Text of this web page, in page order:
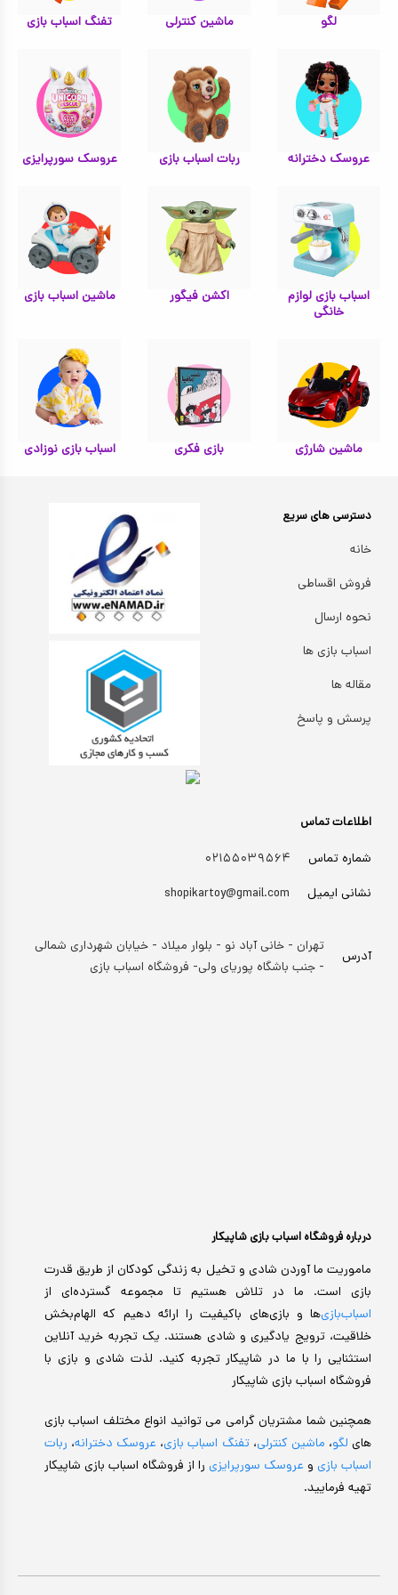
کیف و کوله پشتی
اسباب بازی علمی
اسباب بازی مشاغل
اسباب بازی لوازم خانگی
اتاق کودک
لگو ماشین کنترلی تفنگ اسباب بازی
عروسک دخترانه ربات اسباب بازی عروسک سورپرایزی
اسباب بازی لوازم
خانگی
اکشن فیگور ماشین اسباب بازی
ماشین شارژی بازی فکری اسباب بازی نوزادی
درباره فروشگاه اسباب بازی شاپیکار
ماموریت ما آوردن شادی و تخیل به زندگی کودکان از طریق قدرت
بازی است. ما در تلاش هستیم تا مجموعه گسترده‌ای از
اسباب‌بازی‌ها و بازی‌های باکیفیت را ارائه دهیم که الهام‌بخش
خلاقیت، ترویج یادگیری و شادی هستند. یک تجربه خرید آنلاین
استثنایی را با ما در شاپیکار تجربه کنید. لذت شادی و بازی با
فروشگاه اسباب بازی شاپیکار
همچنین شما مشتریان گرامی می توانید انواع مختلف اسباب بازی
های لگو، ماشین کنترلی،تفنگ اسباب بازی، عروسک دخترانه، ربات
اسباب بازی و عروسک سورپرایزی را از فروشگاه اسباب بازی شاپیکار
تهیه فرمایید.
اطلاعات تماس
شماره تماس
۰۲۱۵۵۰۳۹۵۶۴
نشانی ایمیل
shopikartoy@gmail.com
آدرس
تهران - خانی آباد نو - بلوار میلاد - خیابان شهرداری شمالی
- جنب باشگاه پوریای ولی- فروشگاه اسباب بازی
دسترسی های سریع
خانه
فروش اقساطی
نحوه ارسال
اسباب بازی ها
مقاله ها
پرسش و پاسخ